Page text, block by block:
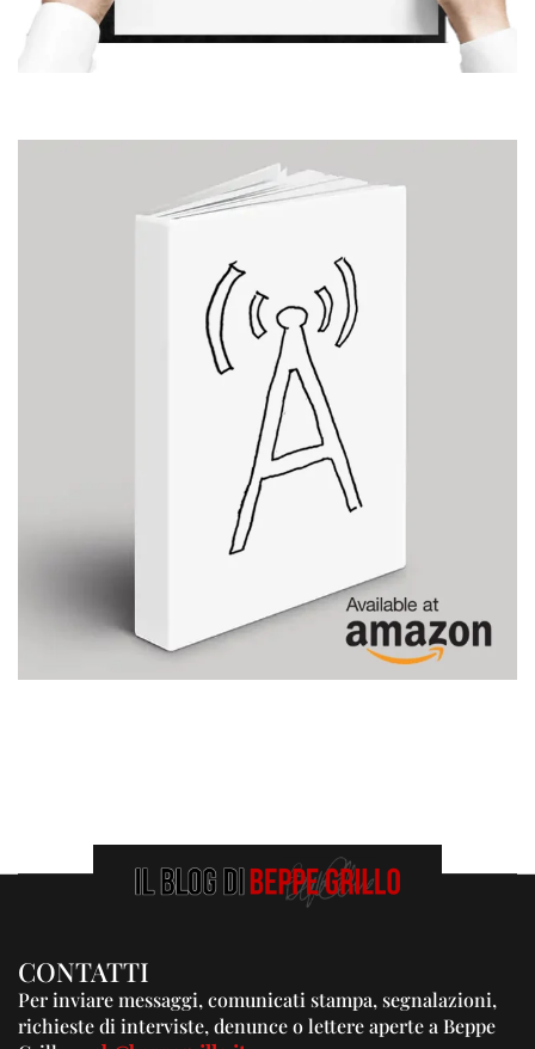
CONTATTI
Per inviare messaggi, comunicati stampa, segnalazioni,
richieste di interviste, denunce o lettere aperte a Beppe